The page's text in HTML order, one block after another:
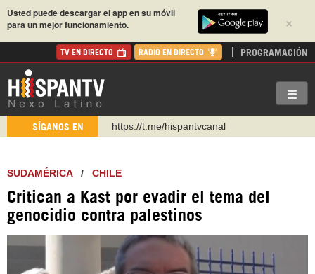
×
Usted puede descargar el app en su móvil
para un mejor funcionamiento.
TV EN DIRECTO RADIO EN DIRECTO PROGRAMACIÓN
SÍGANOS EN
https://t.me/hispantvcanal
WhatsApp y Viber: +98 921 79 29 404
Instagram como: hispan_tv
https://www.facebook.com/Nexolatino.Canal
http://twitter.com/nexo_latino
SUDAMÉRICA/ CHILE
Critican a Kast por evadir el tema del
genocidio contra palestinos